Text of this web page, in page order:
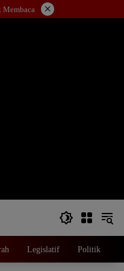
Membaca ×
Legislatif Politik